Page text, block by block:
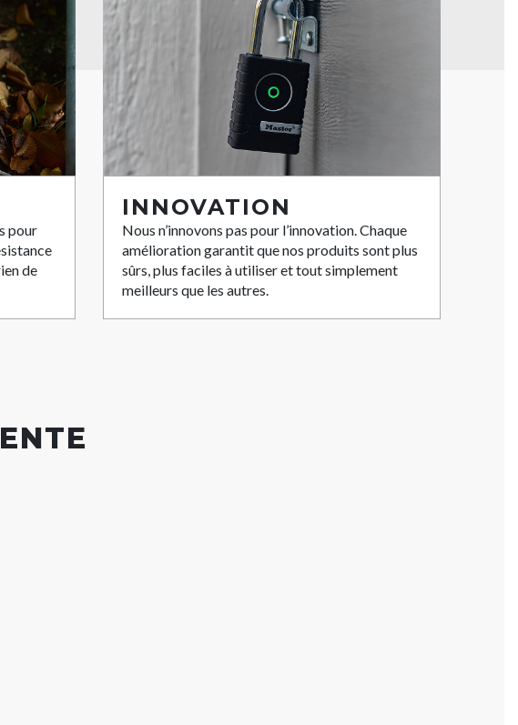
pour
de
INNOVATION
Nous n’innovons pas pour l’innovation. Chaque
amélioration garantit que nos produits sont plus
sûrs, plus faciles à utiliser et tout simplement
meilleurs que les autres.